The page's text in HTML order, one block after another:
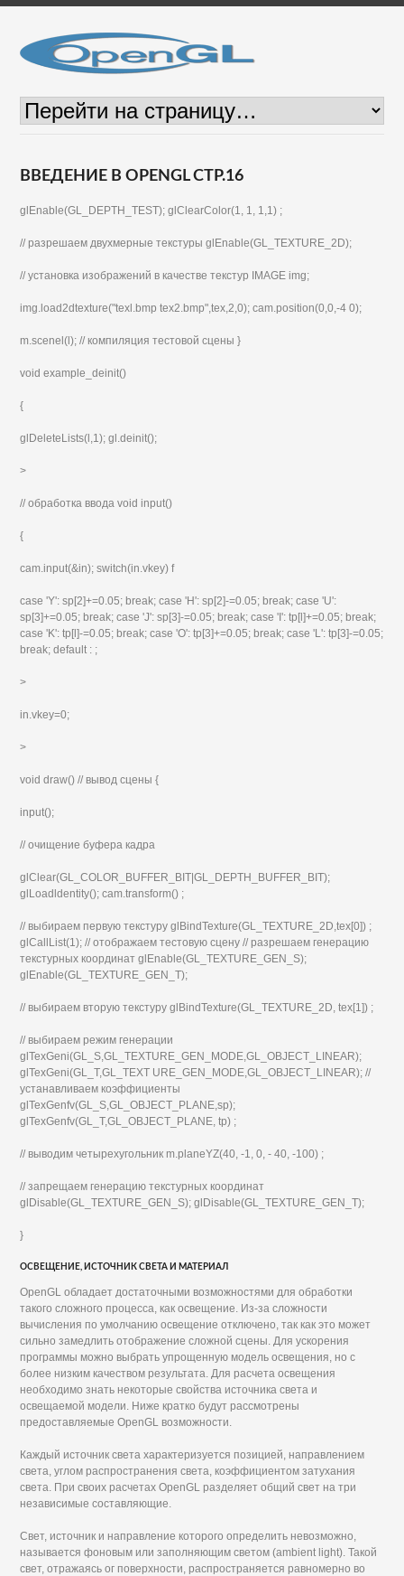
ВВЕДЕНИЕ В OPENGL СТР.16
glEnable(GL_DEPTH_TEST); glClearColor(1, 1, 1,1) ;
// разрешаем двухмерные текстуры glEnable(GL_TEXTURE_2D);
// установка изображений в качестве текстур IMAGE img;
img.load2dtexture("texl.bmp tex2.bmp",tex,2,0); cam.position(0,0,-4 0);
m.scenel(l); // компиляция тестовой сцены }
void example_deinit()
{
glDeleteLists(l,1); gl.deinit();
>
// обработка ввода void input()
{
cam.input(&in); switch(in.vkey) f
case 'Y': sp[2]+=0.05; break; case 'H': sp[2]-=0.05; break; case 'U':
sp[3]+=0.05; break; case 'J': sp[3]-=0.05; break; case 'I': tp[l]+=0.05; break;
case 'K': tp[l]-=0.05; break; case 'O': tp[3]+=0.05; break; case 'L': tp[3]-=0.05;
break; default : ;
>
in.vkey=0;
>
void draw() // вывод сцены {
input();
// очищение буфера кадра
glClear(GL_COLOR_BUFFER_BIT|GL_DEPTH_BUFFER_BIT);
glLoadldentity(); cam.transform() ;
// выбираем первую текстуру glBindTexture(GL_TEXTURE_2D,tex[0]) ;
glCallList(1); // отображаем тестовую сцену // разрешаем генерацию
текстурных координат glEnable(GL_TEXTURE_GEN_S);
glEnable(GL_TEXTURE_GEN_T);
// выбираем вторую текстуру glBindTexture(GL_TEXTURE_2D, tex[1]) ;
// выбираем режим генерации
glTexGeni(GL_S,GL_TEXTURE_GEN_MODE,GL_OBJECT_LINEAR);
glTexGeni(GL_T,GL_TEXT URE_GEN_MODE,GL_OBJECT_LINEAR); //
устанавливаем коэффициенты
glTexGenfv(GL_S,GL_OBJECT_PLANE,sp);
glTexGenfv(GL_T,GL_OBJECT_PLANE, tp) ;
// выводим четырехугольник m.planeYZ(40, -1, 0, - 40, -100) ;
// запрещаем генерацию текстурных координат
glDisable(GL_TEXTURE_GEN_S); glDisable(GL_TEXTURE_GEN_T);
}
ОСВЕЩЕНИЕ, ИСТОЧНИК СВЕТА И МАТЕРИАЛ
OpenGL обладает достаточными возможностями для обработки
такого сложного процесса, как освещение. Из-за сложности
вычисления по умолчанию освещение отключено, так как это может
сильно замедлить отображение сложной сцены. Для ускорения
программы можно выбрать упрощенную модель освещения, но с
более низким качеством результата. Для расчета освещения
необходимо знать некоторые свойства источника света и
освещаемой модели. Ниже кратко будут рассмотрены
предоставляемые OpenGL возможности.
Каждый источник света характеризуется позицией, направлением
света, углом распространения света, коэффициентом затухания
света. При своих расчетах OpenGL разделяет общий свет на три
независимые составляющие.
Свет, источник и направление которого определить невозможно,
называется фоновым или заполняющим светом (ambient light). Такой
свет, отражаясь ог поверхности, распространяется равномерно во